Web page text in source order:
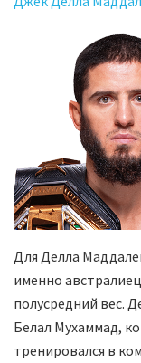
Для Делла
именно
полусредний вес.
Белал Мухаммад,
тренировался в